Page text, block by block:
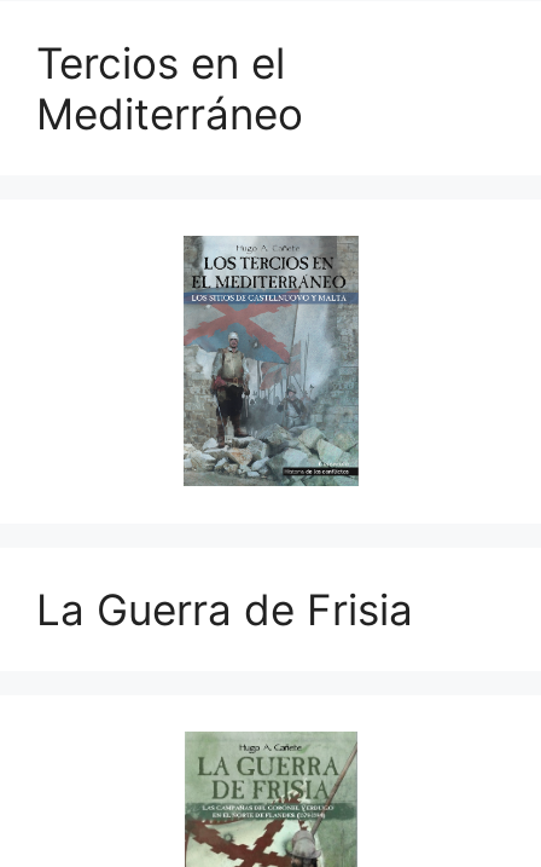
Tercios en el
Mediterráneo
La Guerra de Frisia